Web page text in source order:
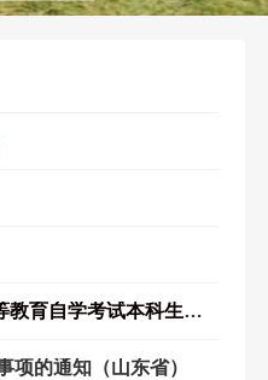
中国传媒大学高等学历继续教育本科生学士学位授予工作实施办法--（注：高等教育自学考试本科生授予学士学位满足标准见“第七条”...
项的通知（山东省）